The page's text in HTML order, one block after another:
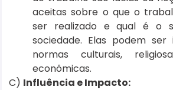
aceitas sobre o que o
ser realizado e qual é o
sociedade. Elas podem ser
normas culturais,
econômicas.
C) Influência e Impacto: